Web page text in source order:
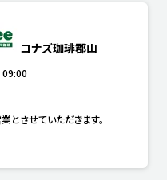
コナズ珈琲郡山
09:00
させていただきます。